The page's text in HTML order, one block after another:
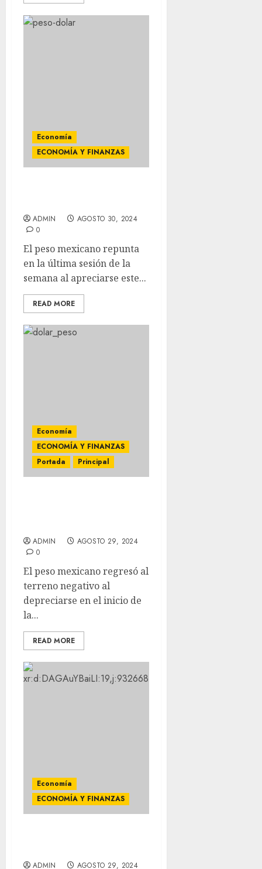
Economía
ECONOMÍA Y FINANZAS
ADMIN
AGOSTO 30, 2024
0
El peso mexicano repunta
en la última sesión de la
semana al apreciarse este...
READ MORE
Economía
ECONOMÍA Y FINANZAS
Portada
Principal
ADMIN
AGOSTO 29, 2024
0
El peso mexicano regresó al
terreno negativo al
depreciarse en el inicio de
la...
READ MORE
Economía
ECONOMÍA Y FINANZAS
ADMIN AGOSTO 29, 2024